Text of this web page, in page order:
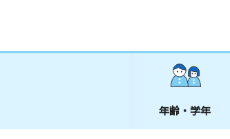
年齢・学年